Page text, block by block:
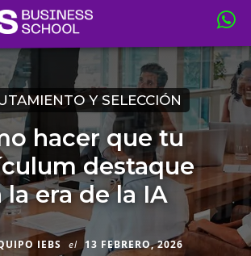
Y SELECCIÓN
hacer que tu
destaque
la era de la IA
IEBS el 13 FEBRERO, 2026